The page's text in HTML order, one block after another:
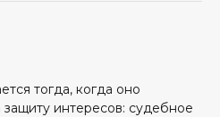
тогда, когда оно
защиту интересов: судебное